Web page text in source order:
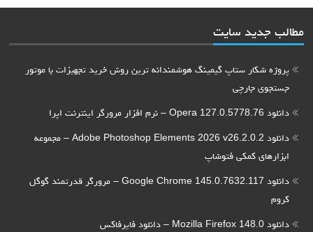
مطالب جدید سایت
پروژه شکار ستاپ گیمینگ هوشمندانه ترین روش خرید تجهیزات با موتور
جستجوی جارچی
دانلود Opera 127.0.5778.76 – نرم افزار مرورگر اینترنت اپرا
دانلود Adobe Photoshop Elements 2026 v26.2.0.2 – مجموعه
ابزارهای کمکی فتوشاپ
دانلود Google Chrome 145.0.7632.117 – مرورگر قدرتمند گوگل
کروم
دانلود Mozilla Firefox 148.0 – دانلود فایرفاکس